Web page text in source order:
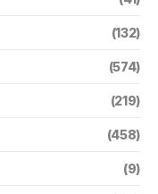
(132)
(574)
(219)
(458)
(9)